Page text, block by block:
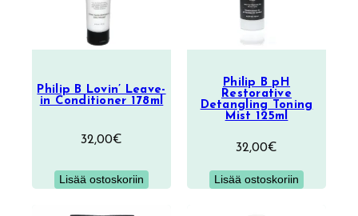
Philip B Lovin’ Leave-
in Conditioner 178ml
32,00€
Lisää ostoskoriin
Philip B pH
Restorative
Detangling Toning
Mist 125ml
32,00€
Lisää ostoskoriin